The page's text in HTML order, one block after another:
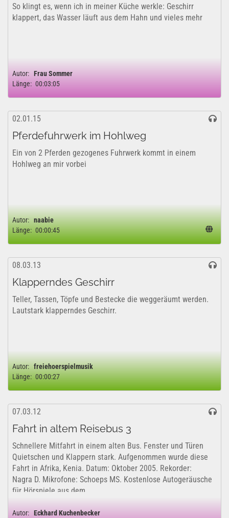
So klingt es, wenn ich in meiner Küche werkle: Geschirr
klappert, das Wasser läuft aus dem Hahn und vieles mehr
Autor: Frau Sommer
Länge: 00:03:05
02.01.15
Pferdefuhrwerk im Hohlweg
Ein von 2 Pferden gezogenes Fuhrwerk kommt in einem
Hohlweg an mir vorbei
Autor: naabie
Länge: 00:00:45
08.03.13
Klapperndes Geschirr
Teller, Tassen, Töpfe und Bestecke die weggeräumt werden.
Lautstark klapperndes Geschirr.
Autor: freiehoerspielmusik
Länge: 00:00:27
07.03.12
Fahrt in altem Reisebus 3
Schnellere Mitfahrt in einem alten Bus. Fenster und Türen
Quietschen und Klappern stark. Aufgenommen wurde diese
Fahrt in Afrika, Kenia. Datum: Oktober 2005. Rekorder:
Nagra D. Mikrofone: Schoeps MS. Kostenlose Autogeräusche
für Hörspiele aus dem...
Autor: Eckhard Kuchenbecker